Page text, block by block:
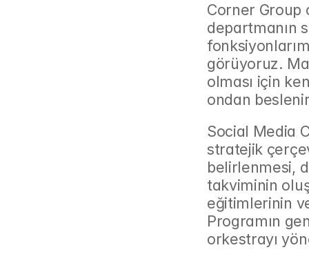
Corner Group
departmanın
görüyoruz.
olması için
ondan
Social Media
stratejik
belirlenmesi,
takviminin
eğitimlerinin
Programın
orkestrayı